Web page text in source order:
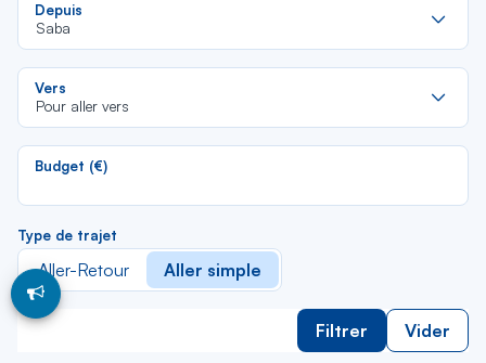
Depuis
Saba
Vers
Pour aller vers
Budget (€)
Type de trajet
Aller-Retour Aller simple
Filtrer Vider